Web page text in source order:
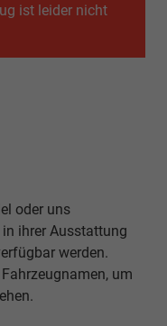
ist leider nicht
oder uns
ihrer Ausstattung
werden.
um